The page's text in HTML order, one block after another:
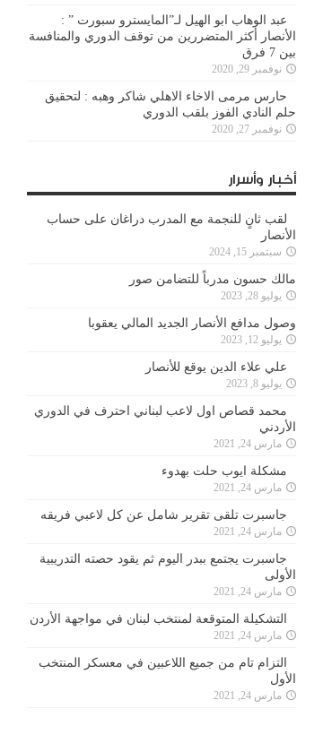
عبد الوهاب ابو الهيل لـ”المايسترو سبورت ” :
الأنصار أكثر المتضررين من توقف الدوري والمنافسة
بين 7 فرق
نوفمبر 29, 2020
حارس مرمى الاخاء الاهلي شاكر وهبه : لتحقيق
حلم النادي الفوز بلقب الدوري
نوفمبر 27, 2020
أخبار وأسرار
لقب ثانٍ للنجمة مع المدرب دراغان على حساب
الأنصار
سبتمبر 15, 2024
مالك حسون مدرباً للتضامن صور
يوليو 28, 2023
وصول مدافع الأنصار الجديد المالي يعقوبا
يوليو 12, 2023
علي علاء الدين يوقع للأنصار
يوليو 8, 2023
محمد قصاص اول لاعب لبناني احترف في الدوري
الأردني
مارس 24, 2021
مشكلة ايوب حلت بهدوء
مارس 24, 2021
جاسبرت تلقى تقرير شامل عن كل لاعبي فريقه
مارس 24, 2021
جاسبرت يجتمع ببدر اليوم ثم يقود حصته التدريبية
الأولى
مارس 24, 2021
التشكيلة المتوقعة لمنتخب لبنان في مواجهة الأردن
مارس 24, 2021
التزام تام من جميع اللاعبين في معسكر المنتخب
الأول
مارس 24, 2021